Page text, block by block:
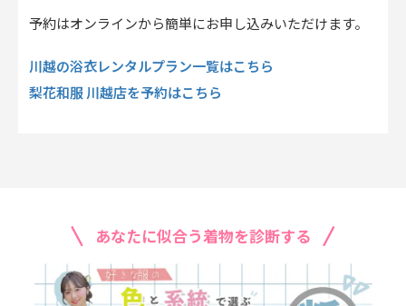
予約はオンラインから簡単にお申し込みいただけます。
川越の浴衣レンタルプラン一覧はこちら
梨花和服 川越店を予約はこちら
あなたに似合う着物を診断する